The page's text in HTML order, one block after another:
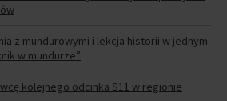
z mundurowymi i lekcja historii w jednym
w mundurze”
kolejnego odcinka S11 w regionie